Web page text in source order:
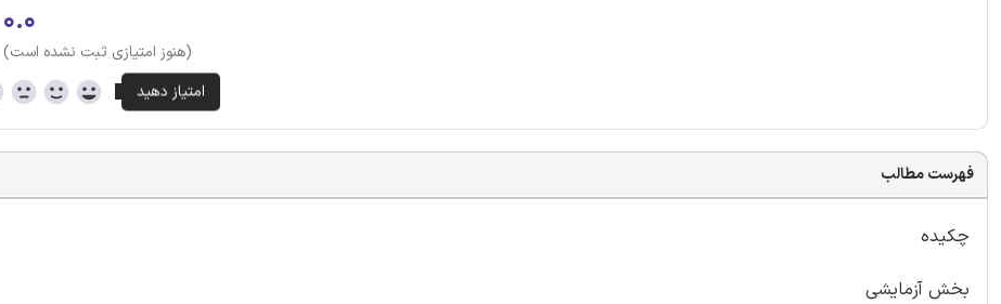
۰.۰
(هنوز امتیازی ثبت نشده است)
فهرست مطالب
چکیده
بخش آزمایشی